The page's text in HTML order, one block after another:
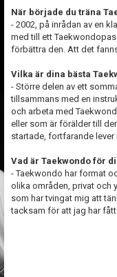
När började du träna
- 2002, på inrådan av en
med till ett
förbättra den. Att det
Vilka är dina bästa
- Större delen av ett
tillsammans med en
och arbeta med
eller som är förälder till
startade, fortfarande
Vad är Taekwondo för
- Taekwondo har format
olika områden, privat och
som har tvingat mig att
tacksam för att jag har